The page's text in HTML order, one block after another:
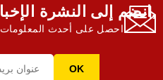
انضم إلى النشرة الإخبارية لدينا,
احصل على أحدث المعلومات